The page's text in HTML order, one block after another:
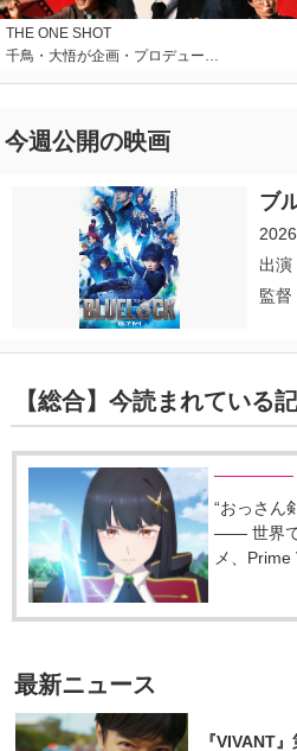
THE ONE SHOT
千鳥・大悟が企画・プロデュー…
今週公開の映画
ブ
出演
監督
【総合】今読まれている
“おっさん
―― 世界で
メ、
最新ニュース
『VIVANT